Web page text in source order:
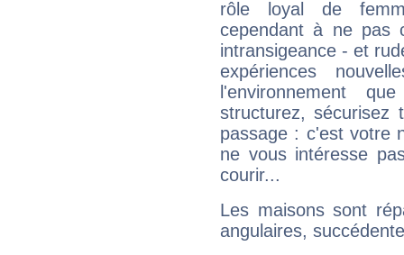
rôle loyal de
cependant à ne pas
intransigeance - et
expériences
l'environnement
structurez, sécurisez
passage : c'est votre
ne vous intéresse
courir...
Les maisons sont
angulaires,